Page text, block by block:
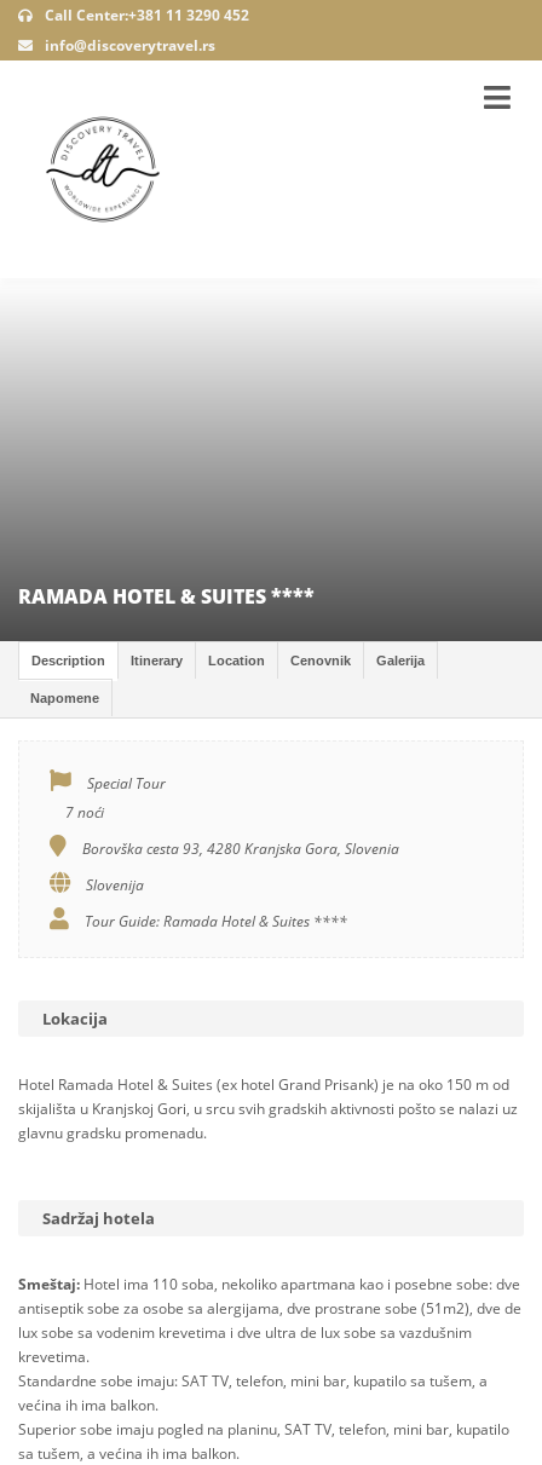
Call Center:+381 11 3290 452
info@discoverytravel.rs
RAMADA HOTEL & SUITES ****
Description Itinerary Location Cenovnik Galerija
Napomene
Special Tour
7 noći
Borovška cesta 93, 4280 Kranjska Gora, Slovenia
Slovenija
Tour Guide: Ramada Hotel & Suites ****
Lokacija
Hotel Ramada Hotel & Suites (ex hotel Grand Prisank) je na oko 150 m od
skijališta u Kranjskoj Gori, u srcu svih gradskih aktivnosti pošto se nalazi uz
glavnu gradsku promenadu.
Sadržaj hotela
Smeštaj: Hotel ima 110 soba, nekoliko apartmana kao i posebne sobe: dve
antiseptik sobe za osobe sa alergijama, dve prostrane sobe (51m2), dve de
lux sobe sa vodenim krevetima i dve ultra de lux sobe sa vazdušnim
krevetima.
Standardne sobe imaju: SAT TV, telefon, mini bar, kupatilo sa tušem, a
većina ih ima balkon.
Superior sobe imaju pogled na planinu, SAT TV, telefon, mini bar, kupatilo
sa tušem, a većina ih ima balkon.